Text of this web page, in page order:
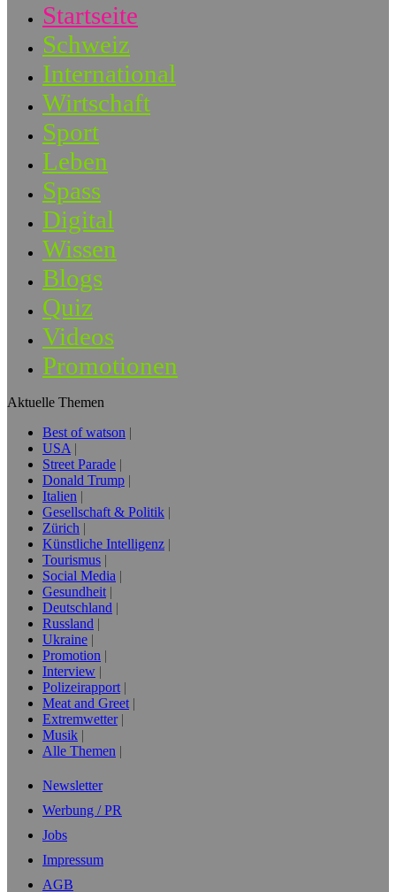
Startseite
Schweiz
International
Wirtschaft
Sport
Leben
Spass
Digital
Wissen
Blogs
Quiz
Videos
Promotionen
Aktuelle Themen
Best of watson
USA
Street Parade
Donald Trump
Italien
Gesellschaft & Politik
Zürich
Künstliche Intelligenz
Tourismus
Social Media
Gesundheit
Deutschland
Russland
Ukraine
Promotion
Interview
Polizeirapport
Meat and Greet
Extremwetter
Musik
Alle Themen
Newsletter
Werbung / PR
Jobs
Impressum
AGB